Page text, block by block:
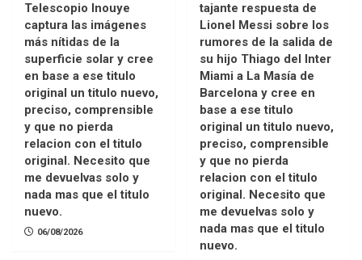
Telescopio Inouye
captura las imágenes
más nítidas de la
superficie solar y cree
en base a ese titulo
original un titulo nuevo,
preciso, comprensible
y que no pierda
relacion con el titulo
original. Necesito que
me devuelvas solo y
nada mas que el titulo
nuevo.
06/08/2026
tajante respuesta de
Lionel Messi sobre los
rumores de la salida de
su hijo Thiago del Inter
Miami a La Masía de
Barcelona y cree en
base a ese titulo
original un titulo nuevo,
preciso, comprensible
y que no pierda
relacion con el titulo
original. Necesito que
me devuelvas solo y
nada mas que el titulo
nuevo.